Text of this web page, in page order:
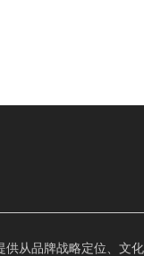
供从品牌战略定位、文